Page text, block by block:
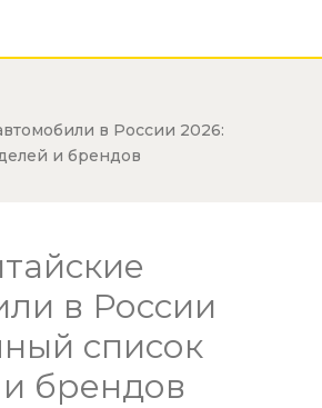
в России 2026:
и брендов
в России
список
брендов